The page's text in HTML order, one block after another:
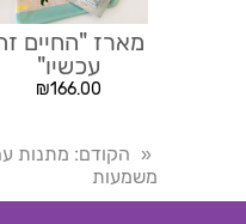
מארז "החיים
עכשיו"
₪166.00
« הקודם: מתנות
משמעות